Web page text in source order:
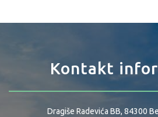
Kontakt
Dragiše Radevića BB, 84300